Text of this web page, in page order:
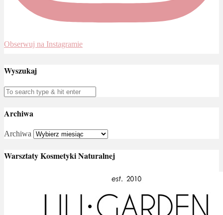
Obserwuj na Instagramie
Wyszukaj
Archiwa
Archiwa
Warsztaty Kosmetyki Naturalnej